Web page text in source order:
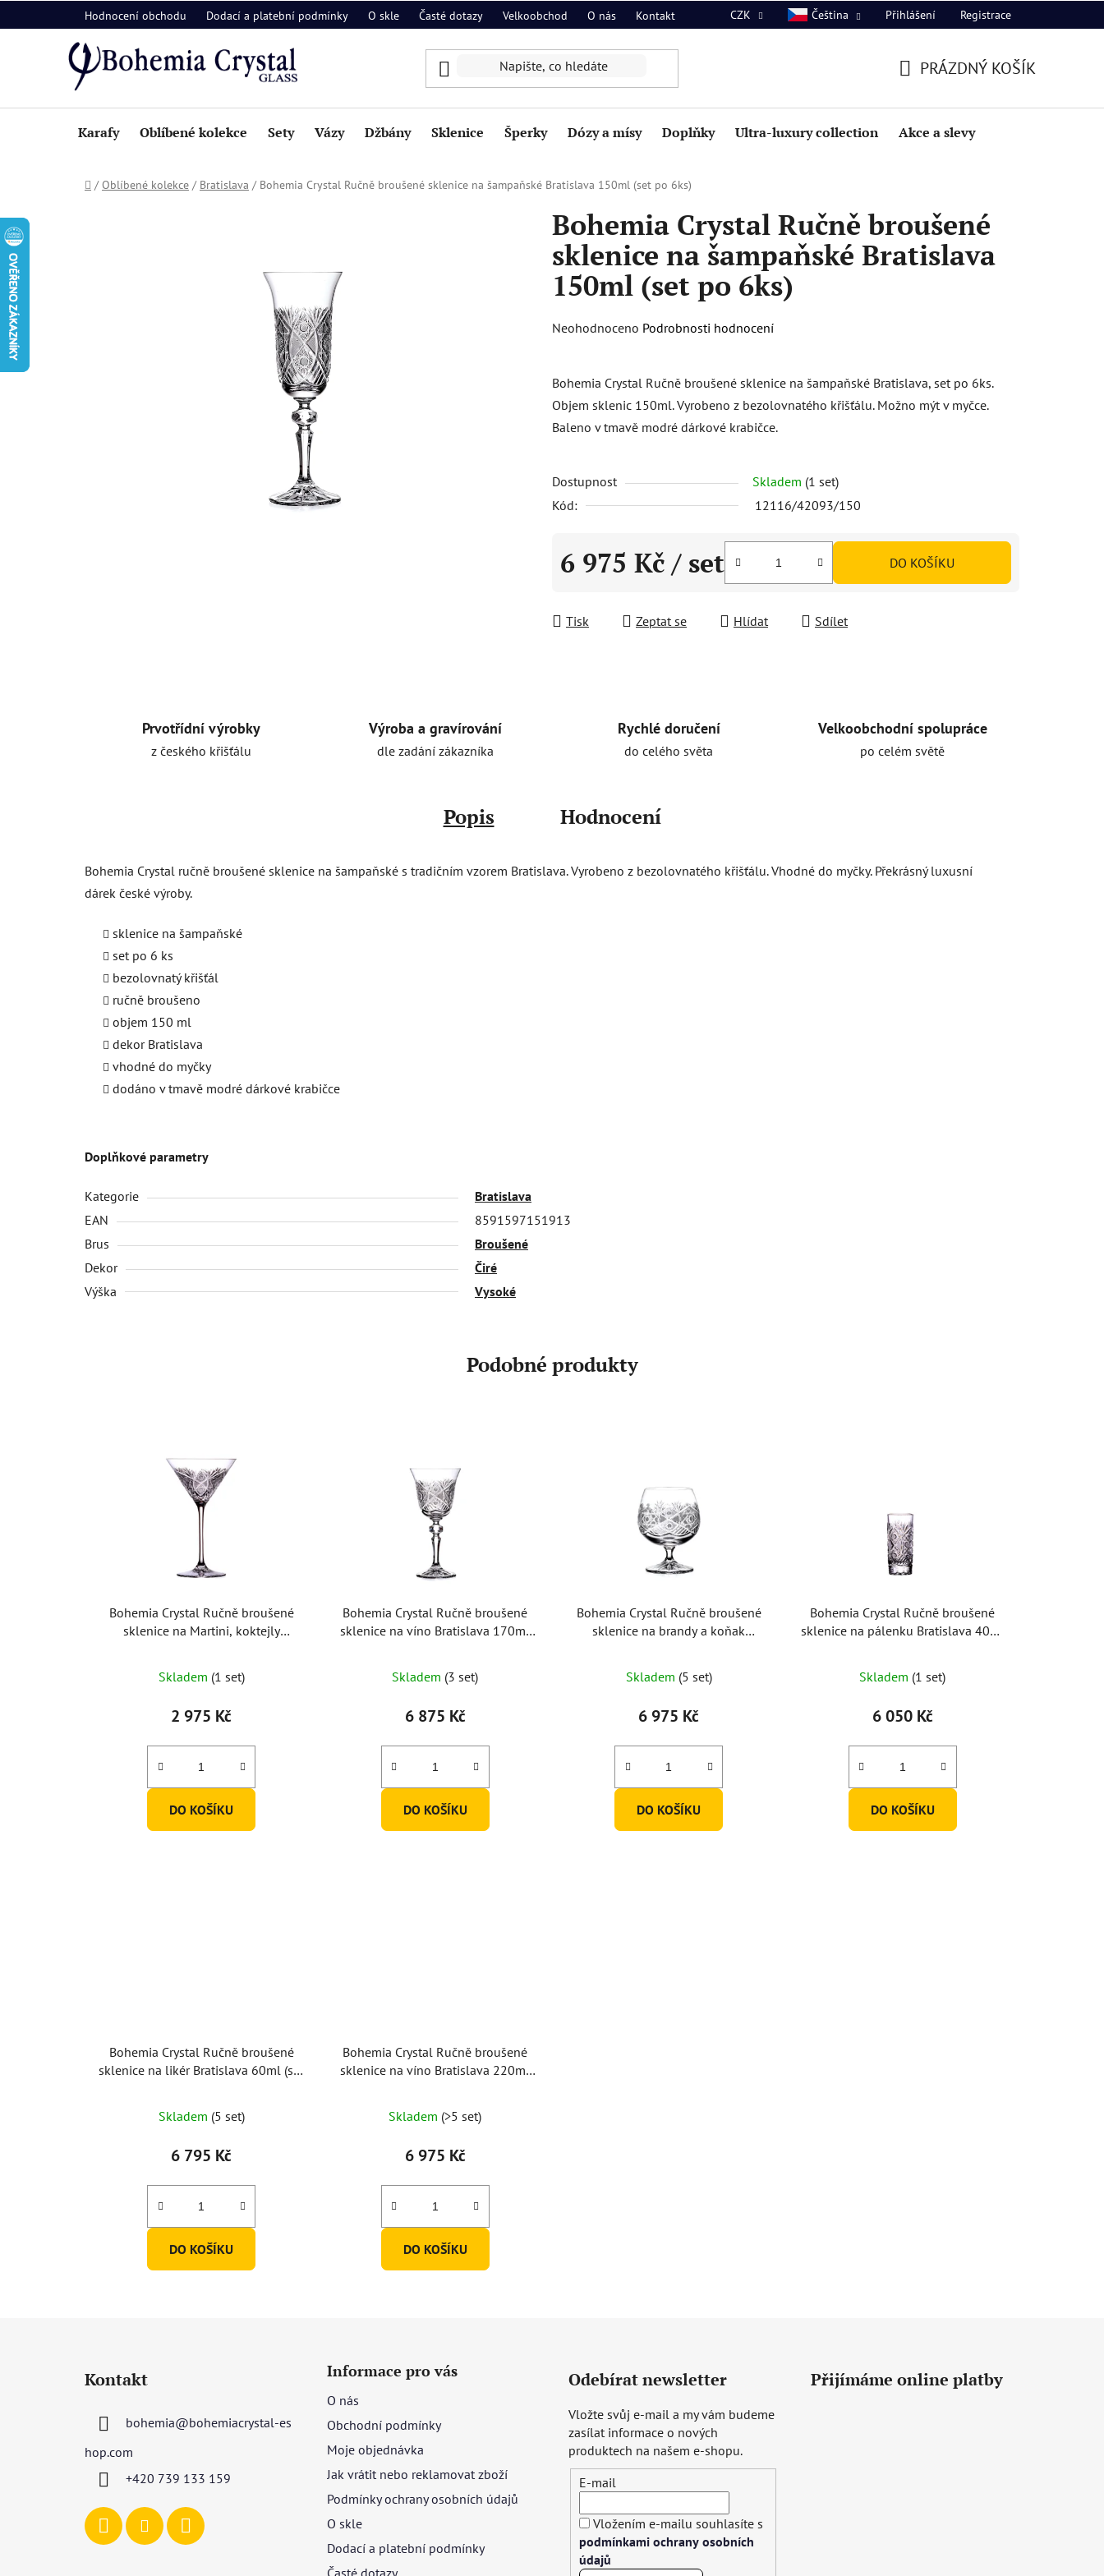
na
Hodnocení obchodu Dodací a platební podmínky O skle Časté dotazy Velkoobchod O nás Kontakt CZK Čeština Přihlášení Registrace
KOŠÍK
PRÁZDNÝ KOŠÍK
Karafy Oblíbené kolekce Sety Vázy Džbány Sklenice Šperky Dózy a mísy Doplňky Ultra-luxury collection Akce a slevy
Domů
/ Oblíbené kolekce / Bratislava / Bohemia Crystal Ručně broušené sklenice na šampaňské Bratislava 150ml (set po 6ks)
Bohemia Crystal Ručně broušené
sklenice na šampaňské Bratislava
150ml (set po 6ks)
Průměrné
je
0,0
z
hvězdiček.
Neohodnoceno Podrobnosti hodnocení
Bohemia Crystal Ručně broušené sklenice na šampaňské Bratislava, set po 6ks.
Objem sklenic 150ml. Vyrobeno z bezolovnatého křišťálu. Možno mýt v myčce.
Baleno v tmavě modré dárkové krabičce.
Dostupnost Skladem (1 set)
Kód:
12116/42093/150
6 975 Kč / set DO KOŠÍKU
Tisk Zeptat se Hlídat Sdílet
Prvotřídní výrobky
z českého křišťálu
Výroba a gravírování
dle zadání zákazníka
Rychlé doručení
do celého světa
Velkoobchodní spolupráce
po celém světě
Popis Hodnocení
Bohemia Crystal ručně broušené sklenice na šampaňské s tradičním vzorem Bratislava. Vyrobeno z bezolovnatého křišťálu. Vhodné do myčky. Překrásný luxusní
dárek české výroby.
sklenice na šampaňské
set po 6 ks
bezolovnatý křišťál
ručně broušeno
objem 150 ml
dekor Bratislava
vhodné do myčky
dodáno v tmavě modré dárkové krabičce
Doplňkové parametry
Kategorie
Bratislava
EAN
8591597151913
Brus
Broušené
Dekor
Čiré
Výška
Vysoké
Podobné produkty
Bohemia Crystal Ručně broušené
sklenice na Martini, koktejly
Skladem (1 set)
2 975 Kč
DO KOŠÍKU
Bohemia Crystal Ručně broušené
sklenice na víno Bratislava 170ml
Skladem (3 set)
6 875 Kč
DO KOŠÍKU
Bohemia Crystal Ručně broušené
sklenice na brandy a koňak
Skladem (5 set)
6 975 Kč
DO KOŠÍKU
Bohemia Crystal Ručně broušené
sklenice na pálenku Bratislava 40ml
Skladem (1 set)
6 050 Kč
DO KOŠÍKU
Bohemia Crystal Ručně broušené
sklenice na likér Bratislava 60ml (set
Skladem (5 set)
6 795 Kč
DO KOŠÍKU
Bohemia Crystal Ručně broušené
sklenice na víno Bratislava 220ml
Skladem (>5 set)
6 975 Kč
DO KOŠÍKU
Kontakt
bohemia@bohemiacrystal-es
hop.com
+420 739 133 159
Informace pro vás
O nás
Obchodní podmínky
Moje objednávka
Jak vrátit nebo reklamovat zboží
Podmínky ochrany osobních údajů
O skle
Dodací a platební podmínky
Časté dotazy
Odebírat newsletter
Vložte svůj e-mail a my vám budeme
zasílat informace o nových
produktech na našem e-shopu.
E-mail
Vložením e-mailu souhlasíte s
podmínkami ochrany osobních
údajů
Přijímáme online platby